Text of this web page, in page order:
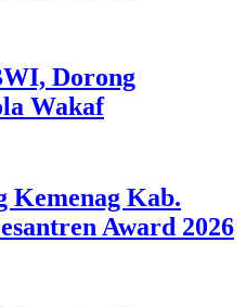
Dorong
Wakaf
Kemenag Kab.
Award 2026